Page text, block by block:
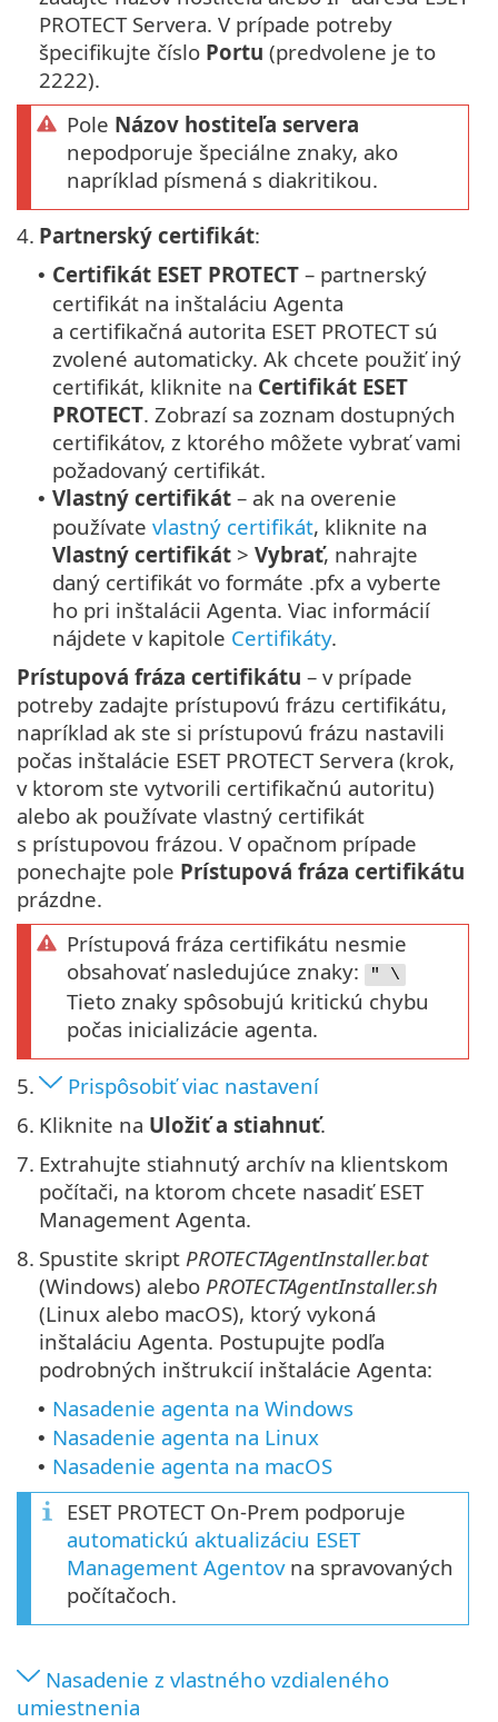
PROTECT Servera. V prípade potreby
špecifikujte číslo Portu (predvolene je to
2222).
Pole Názov hostiteľa servera
nepodporuje špeciálne znaky, ako
napríklad písmená s diakritikou.
4. Partnerský certifikát:
• Certifikát ESET PROTECT – partnerský
certifikát na inštaláciu Agenta
a certifikačná autorita ESET PROTECT sú
zvolené automaticky. Ak chcete použiť iný
certifikát, kliknite na Certifikát ESET
PROTECT. Zobrazí sa zoznam dostupných
certifikátov, z ktorého môžete vybrať vami
požadovaný certifikát.
• Vlastný certifikát – ak na overenie
používate vlastný certifikát, kliknite na
Vlastný certifikát > Vybrať, nahrajte
daný certifikát vo formáte .pfx a vyberte
ho pri inštalácii Agenta. Viac informácií
nájdete v kapitole Certifikáty.
Prístupová fráza certifikátu – v prípade
potreby zadajte prístupovú frázu certifikátu,
napríklad ak ste si prístupovú frázu nastavili
počas inštalácie ESET PROTECT Servera (krok,
v ktorom ste vytvorili certifikačnú autoritu)
alebo ak používate vlastný certifikát
s prístupovou frázou. V opačnom prípade
ponechajte pole Prístupová fráza certifikátu
prázdne.
Prístupová fráza certifikátu nesmie
obsahovať nasledujúce znaky:
" \
Tieto znaky spôsobujú kritickú chybu
počas inicializácie agenta.
5.
Prispôsobiť viac nastavení
6. Kliknite na Uložiť a stiahnuť.
7. Extrahujte stiahnutý archív na klientskom
počítači, na ktorom chcete nasadiť ESET
Management Agenta.
8. Spustite skript PROTECTAgentInstaller.bat
(Windows) alebo PROTECTAgentInstaller.sh
(Linux alebo macOS), ktorý vykoná
inštaláciu Agenta. Postupujte podľa
podrobných inštrukcií inštalácie Agenta:
• Nasadenie agenta na Windows
• Nasadenie agenta na Linux
• Nasadenie agenta na macOS
ESET PROTECT On-Prem podporuje
automatickú aktualizáciu ESET
Management Agentovna spravovaných
počítačoch.
Nasadenie z vlastného vzdialeného
umiestnenia